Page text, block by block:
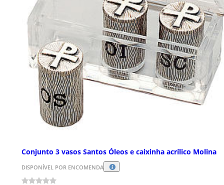
Conjunto 3 vasos Santos Óleos e caixinha acrílico Molina
DISPONÍVEL POR ENCOMENDA